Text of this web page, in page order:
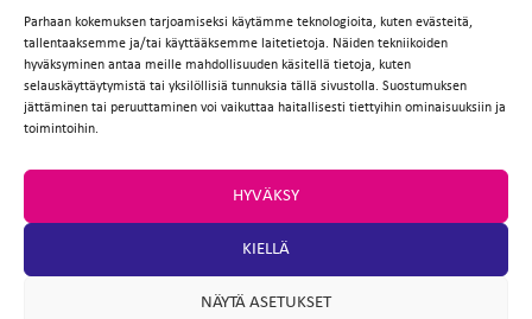
Parhaan kokemuksen tarjoamiseksi käytämme teknologioita, kuten evästeitä,
tallentaaksemme ja/tai käyttääksemme laitetietoja. Näiden tekniikoiden
hyväksyminen antaa meille mahdollisuuden käsitellä tietoja, kuten
selauskäyttäytymistä tai yksilöllisiä tunnuksia tällä sivustolla. Suostumuksen
jättäminen tai peruuttaminen voi vaikuttaa haitallisesti tiettyihin ominaisuuksiin ja
toimintoihin.
HYVÄKSY
KIELLÄ
NÄYTÄ ASETUKSET